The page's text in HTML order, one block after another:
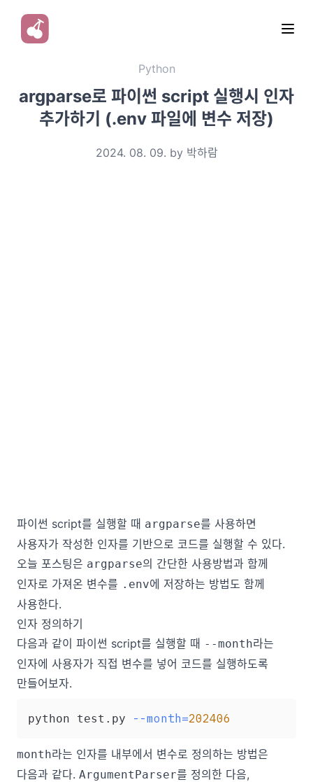
Python
argparse로 파이썬 script 실행시 인자
추가하기 (.env 파일에 변수 저장)
2024. 08. 09. by 박하람
파이썬 script를 실행할 때 argparse를 사용하면
사용자가 작성한 인자를 기반으로 코드를 실행할 수 있다.
오늘 포스팅은 argparse의 간단한 사용방법과 함께
인자로 가져온 변수를 .env에 저장하는 방법도 함께
사용한다.
인자 정의하기
다음과 같이 파이썬 script를 실행할 때 --month라는
인자에 사용자가 직접 변수를 넣어 코드를 실행하도록
만들어보자.
python test.py --month=202406
month라는 인자를 내부에서 변수로 정의하는 방법은
다음과 같다. ArgumentParser를 정의한 다음,